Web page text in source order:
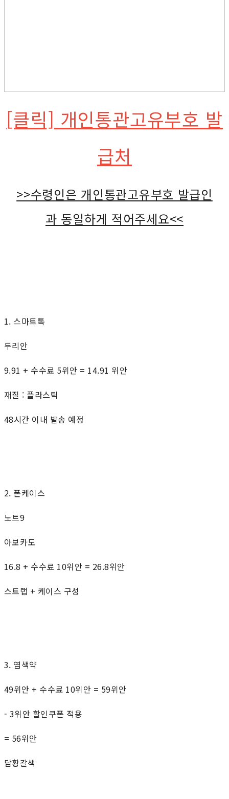
[클릭] 개인통관고유부호 발
급처
>>수령인은 개인통관고유부호 발급인
과 동일하게 적어주세요<<
1. 스마트톡
두리안
9.91 + 수수료 5위안 = 14.91 위안
재질 : 플라스틱
48시간 이내 발송 예정
2. 폰케이스
노트9
아보카도
16.8 + 수수료 10위안 = 26.8위안
스트랩 + 케이스 구성
3. 염색약
49위안 + 수수료 10위안 = 59위안
- 3위안 할인쿠폰 적용
= 56위안
담황갈색